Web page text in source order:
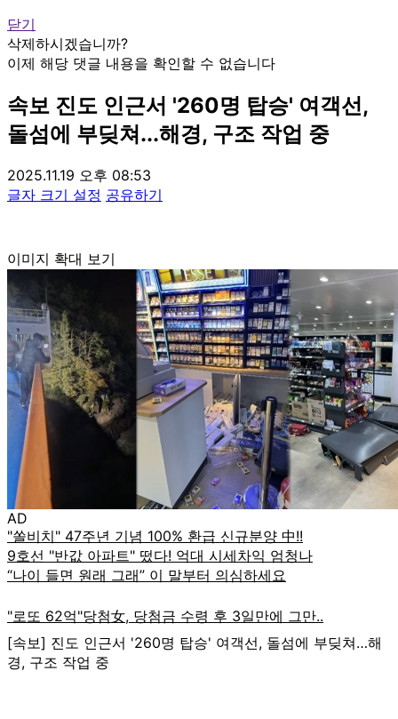
닫기
삭제하시겠습니까?
이제 해당 댓글 내용을 확인할 수 없습니다
속보 진도 인근서 '260명 탑승' 여객선,
돌섬에 부딪쳐...해경, 구조 작업 중
2025.11.19 오후 08:53
글자 크기 설정 공유하기
이미지 확대 보기
AD
[속보] 진도 인근서 '260명 탑승' 여객선, 돌섬에 부딪쳐…해
경, 구조 작업 중